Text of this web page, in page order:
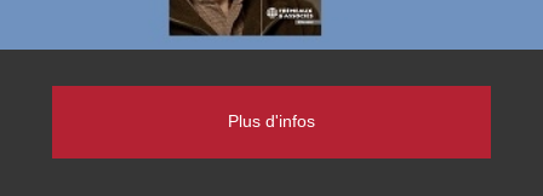
patrimoine parlé phonographique et radiophonique, et les